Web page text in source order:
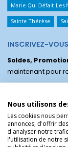
Marie Qui Défait Les
Sainte Thérèse
INSCRIVEZ-
Soldes,
maintenant pour
Nous utilisons
Les cookies nous
annonces, d'offrir
d'analyser notre
l'utilisation de notre